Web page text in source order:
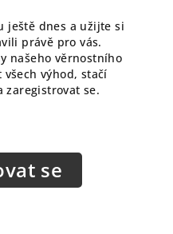
ještě dnes a užijte si
právě pro vás.
našeho věrnostního
výhod, stačí
se.
se